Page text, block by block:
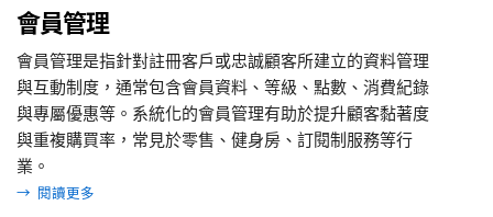
會員管理
會員管理是指針對註冊客戶或忠誠顧客所建立的資料管理
與互動制度，通常包含會員資料、等級、點數、消費紀錄
與專屬優惠等。系統化的會員管理有助於提升顧客黏著度
與重複購買率，常見於零售、健身房、訂閱制服務等行
業。
→ 閱讀更多